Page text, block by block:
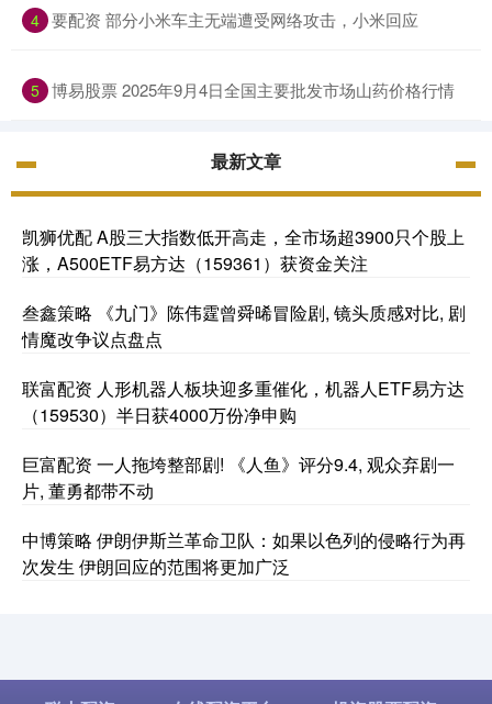
4 要配资 部分小米车主无端遭受网络攻击，小米回应
5 博易股票 2025年9月4日全国主要批发市场山药价格行情
最新文章
凯狮优配 A股三大指数低开高走，全市场超3900只个股上
涨，A500ETF易方达（159361）获资金关注
叁鑫策略 《九门》陈伟霆曾舜晞冒险剧, 镜头质感对比, 剧
情魔改争议点盘点
联富配资 人形机器人板块迎多重催化，机器人ETF易方达
（159530）半日获4000万份净申购
巨富配资 一人拖垮整部剧! 《人鱼》评分9.4, 观众弃剧一
片, 董勇都带不动
中博策略 伊朗伊斯兰革命卫队：如果以色列的侵略行为再
次发生 伊朗回应的范围将更加广泛